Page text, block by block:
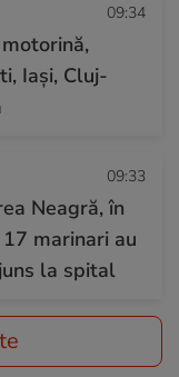
09:34
Iași, Cluj-
09:33
Neagră, în
marinari au
la spital